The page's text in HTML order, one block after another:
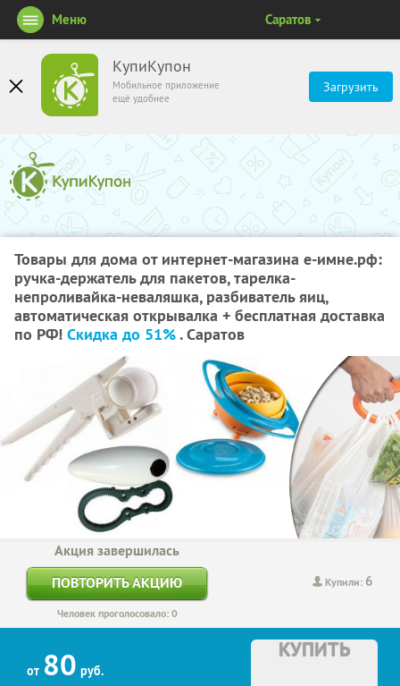
КупиКупон
Мобильное приложение
ещё удобнее
Загрузить
Меню Саратов
Товары для дома от интернет-магазина е-имне.рф:
ручка-держатель для пакетов, тарелка-
непроливайка-неваляшка, разбиватель яиц,
автоматическая открывалка + бесплатная доставка
по РФ! Скидка до 51%. Саратов
Купили: 6
Акция завершилась
ПОВТОРИТЬ АКЦИЮ
Человек проголосовало: 0
от 80 руб.
КУПИТЬ